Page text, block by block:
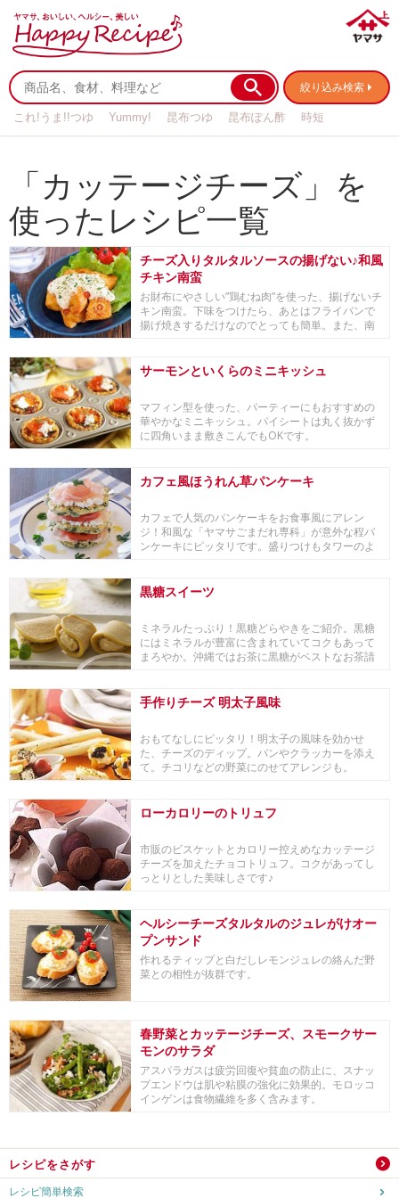
絞り込み検索
これ!うま!!つゆ Yummy! 昆布つゆ 昆布ぽん酢
時短
「カッテージチーズ」を
使ったレシピ一覧
チーズ入りタルタルソースの揚げない♪和風
チキン南蛮
お財布にやさしい”鶏むね肉”を使った、揚げないチ
キン南蛮。下味をつけたら、あとはフライパンで
揚げ焼きするだけなのでとっても簡単。また、南
サーモンといくらのミニキッシュ
マフィン型を使った、パーティーにもおすすめの
華やかなミニキッシュ。パイシートは丸く抜かず
に四角いまま敷きこんでもOKです。
カフェ風ほうれん草パンケーキ
カフェで人気のパンケーキをお食事風にアレン
ジ！和風な「ヤマサごまだれ専科」が意外な程パ
ンケーキにピッタリです。盛りつけもタワーのよ
黒糖スイーツ
ミネラルたっぷり！黒糖どらやきをご紹介。黒糖
にはミネラルが豊富に含まれていてコクもあって
まろやか。沖縄ではお茶に黒糖がベストなお茶請
手作りチーズ 明太子風味
おもてなしにピッタリ！明太子の風味を効かせ
た、チーズのディップ。パンやクラッカーを添え
て。チコリなどの野菜にのせてアレンジも。
ローカロリーのトリュフ
市販のビスケットとカロリー控えめなカッテージ
チーズを加えたチョコトリュフ。コクがあってし
っとりとした美味しさです♪
ヘルシーチーズタルタルのジュレがけオー
プンサンド
作れるティップと白だしレモンジュレの絡んだ野
菜との相性が抜群です。
春野菜とカッテージチーズ、スモークサー
モンのサラダ
アスパラガスは疲労回復や貧血の防止に、スナッ
プエンドウは肌や粘膜の強化に効果的。モロッコ
インゲンは食物繊維を多く含みます。
レシピをさがす
レシピ簡単検索